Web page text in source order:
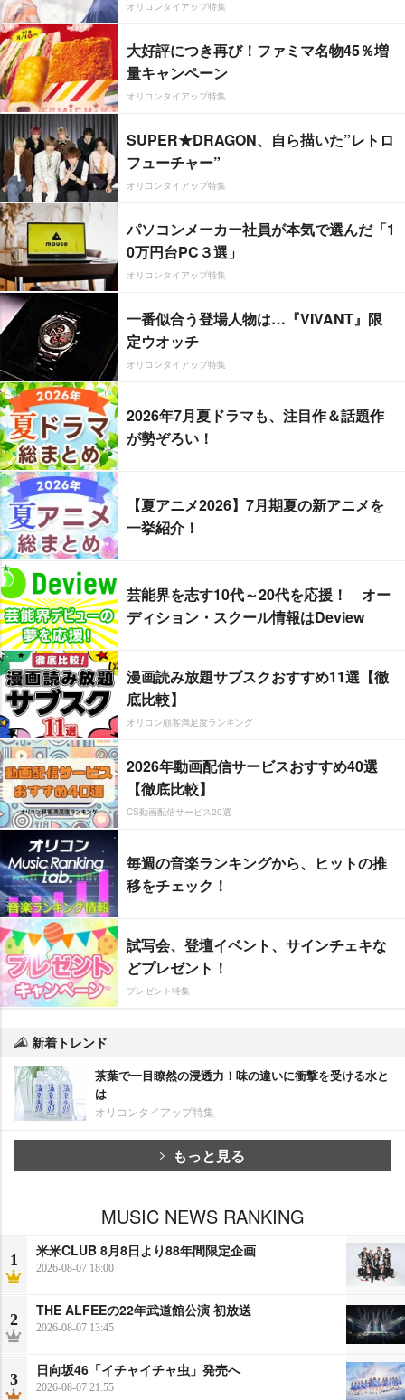
オリコンタイアップ特集
大好評につき再び！ファミマ名物45％増
量キャンペーン
オリコンタイアップ特集
SUPER★DRAGON、自ら描いた”レトロ
フューチャー”
オリコンタイアップ特集
パソコンメーカー社員が本気で選んだ「1
0万円台PC３選」
オリコンタイアップ特集
一番似合う登場人物は…『VIVANT』限
定ウオッチ
オリコンタイアップ特集
2026年7月夏ドラマも、注目作＆話題作
が勢ぞろい！
【夏アニメ2026】7月期夏の新アニメを
一挙紹介！
芸能界を志す10代～20代を応援！ オー
ディション・スクール情報はDeview
漫画読み放題サブスクおすすめ11選【徹
底比較】
オリコン顧客満足度ランキング
2026年動画配信サービスおすすめ40選
【徹底比較】
CS動画配信サービス20選
毎週の音楽ランキングから、ヒットの推
移をチェック！
試写会、登壇イベント、サインチェキな
どプレゼント！
プレゼント特集
新着トレンド
茶葉で一目瞭然の浸透力！味の違いに衝撃を受ける水と
は
オリコンタイアップ特集
もっと見る
MUSIC NEWS RANKING
1
米米CLUB 8月8日より88年間限定企画
2026-08-07 18:00
2
THE ALFEEの22年武道館公演 初放送
2026-08-07 13:45
3
日向坂46「イチャイチャ虫」発売へ
2026-08-07 21:55